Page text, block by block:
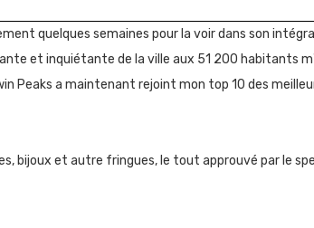
quelques semaines pour la voir dans son
et inquiétante de la ville aux 51 200 habitants
Peaks a maintenant rejoint mon top 10 des
bijoux et autre fringues, le tout approuvé par le